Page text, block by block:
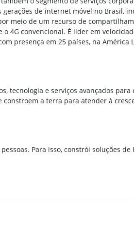
de internet móvel no Brasil,
meio de um recurso de
4G convencional. É líder em
presença em 25 países, na América
tecnologia e serviços avançados
a terra para atender à
Para isso, constrói soluções